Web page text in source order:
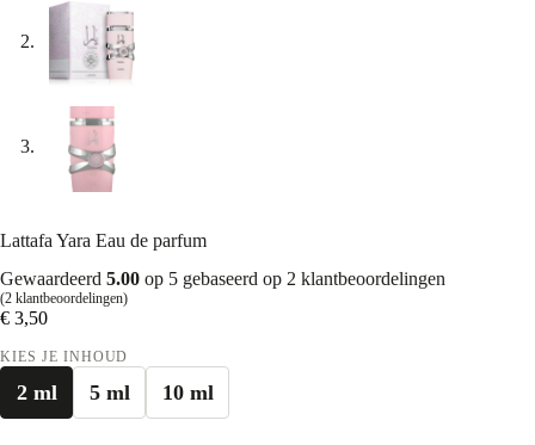
Lattafa Yara Eau de parfum
Gewaardeerd 5.00 op 5 gebaseerd op 2 klantbeoordelingen
(2 klantbeoordelingen)
€ 3,50
KIES JE INHOUD
2 ml 5 ml 10 ml